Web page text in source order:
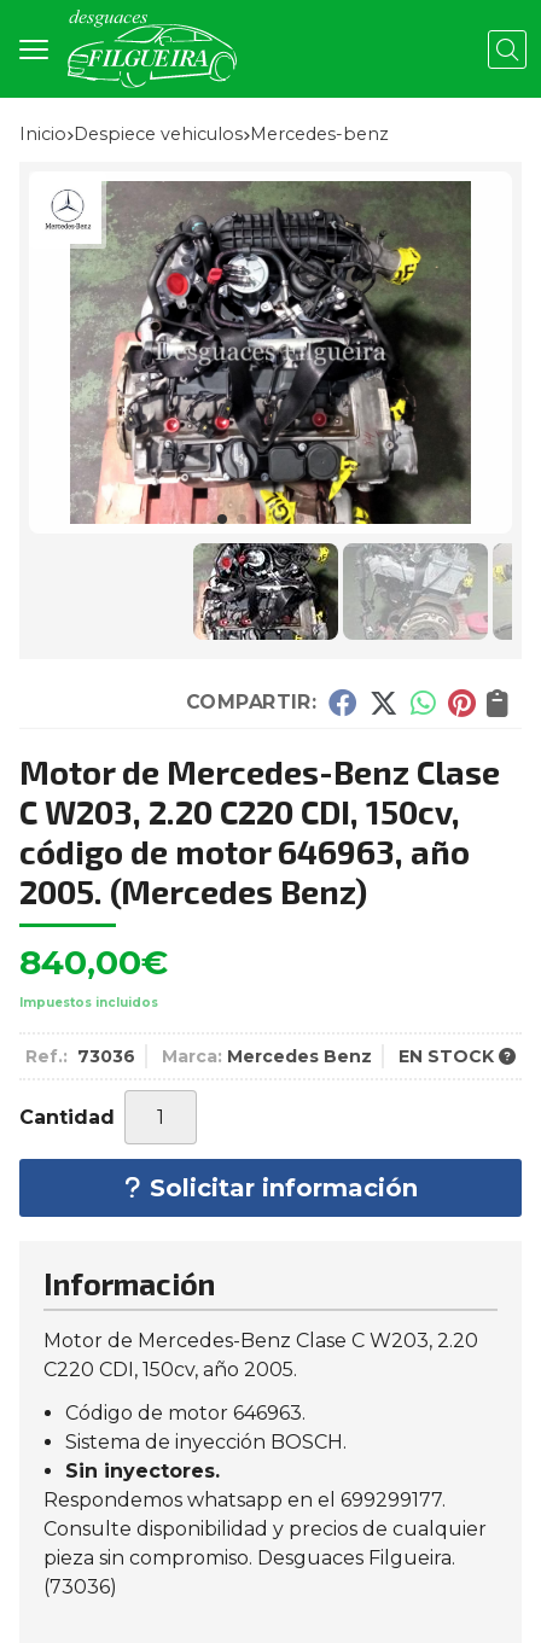
Inicio despiece vehiculos mercedes-benz
COMPARTIR:
Motor de Mercedes-Benz Clase
C W203, 2.20 C220 CDI, 150cv,
código de motor 646963, año
2005. (Mercedes Benz)
840,00€
Impuestos incluidos
Ref.: 73036 Marca: Mercedes Benz EN STOCK
Cantidad
Solicitar información
Información
Motor de Mercedes-Benz Clase C W203, 2.20
C220 CDI, 150cv, año 2005.
Código de motor 646963.
Sistema de inyección BOSCH.
Sin inyectores.
Respondemos whatsapp en el 699299177.
Consulte disponibilidad y precios de cualquier
pieza sin compromiso. Desguaces Filgueira.
(73036)